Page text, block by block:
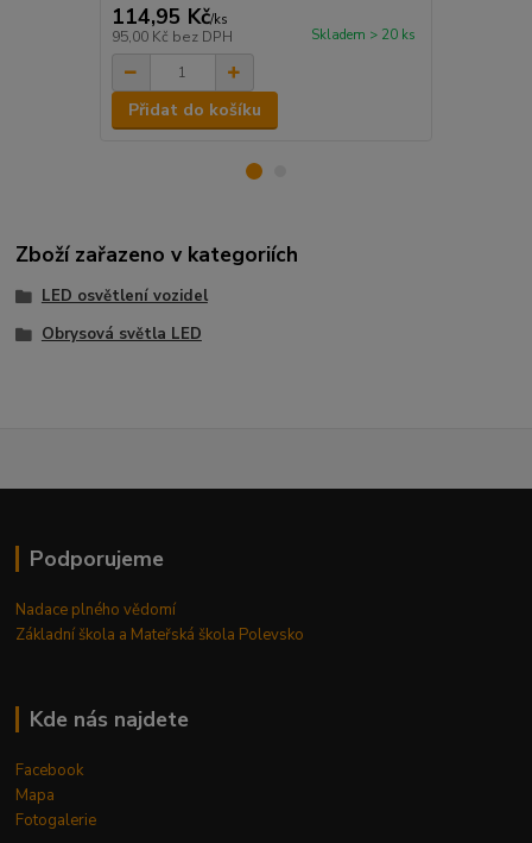
114,95 Kč/ks
95,00 Kč bez DPH Skladem > 20 ks
Přidat do košíku
Zboží zařazeno v kategoriích
LED osvětlení vozidel
Obrysová světla LED
Podporujeme
Nadace plného vědomí
Základní škola a Mateřská škola Polevsko
Kde nás najdete
Facebook
Mapa
Fotogalerie